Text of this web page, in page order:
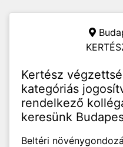
Kertész
kategóriás
rendelkező
keresünk
Beltéri